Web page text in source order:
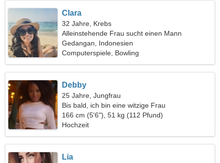
Clara
32 Jahre, Krebs
Alleinstehende Frau sucht einen Mann
Gedangan, Indonesien
Computerspiele, Bowling
Debby
25 Jahre, Jungfrau
Bis bald, ich bin eine witzige Frau
166 cm (5'6"), 51 kg (112 Pfund)
Hochzeit
Lia